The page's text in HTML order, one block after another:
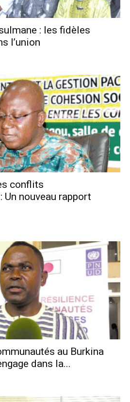
: les fidèles
l’union
conflits
nouveau rapport
au Burkina
dans la...